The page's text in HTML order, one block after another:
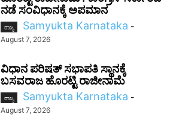
ನಡೆ ಸಂವಿಧಾನಕ್ಕೆ ಅಪಮಾನ
ರಾಜ್ಯ Samyukta Karnataka -
August 7, 2026
ವಿಧಾನ ಪರಿಷತ್ ಸಭಾಪತಿ ಸ್ಥಾನಕ್ಕೆ
ಬಸವರಾಜ ಹೊರಟ್ಟಿ ರಾಜೀನಾಮೆ
ರಾಜ್ಯ Samyukta Karnataka -
August 7, 2026